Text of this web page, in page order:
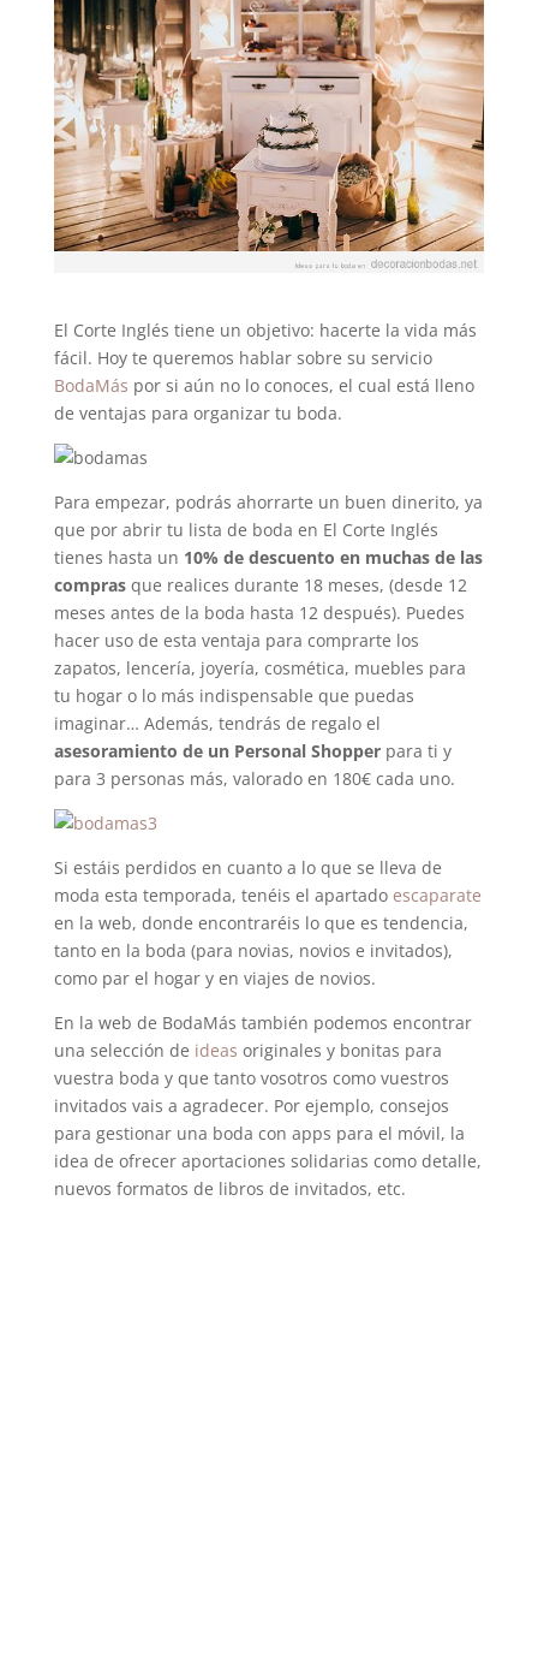
El Corte Inglés tiene un objetivo: hacerte la vida más
fácil. Hoy te queremos hablar sobre su servicio
BodaMás por si aún no lo conoces, el cual está lleno
de ventajas para organizar tu boda.
Para empezar, podrás ahorrarte un buen dinerito, ya
que por abrir tu lista de boda en El Corte Inglés
tienes hasta un 10% de descuento en muchas de las
comprasque realices durante 18 meses, (desde 12
meses antes de la boda hasta 12 después). Puedes
hacer uso de esta ventaja para comprarte los
zapatos, lencería, joyería, cosmética, muebles para
tu hogar o lo más indispensable que puedas
imaginar… Además, tendrás de regalo el
asesoramiento de un Personal Shopperpara ti y
para 3 personas más, valorado en 180€ cada uno.
Si estáis perdidos en cuanto a lo que se lleva de
moda esta temporada, tenéis el apartado escaparate
en la web, donde encontraréis lo que es tendencia,
tanto en la boda (para novias, novios e invitados),
como par el hogar y en viajes de novios.
En la web de BodaMás también podemos encontrar
una selección de ideas originales y bonitas para
vuestra boda y que tanto vosotros como vuestros
invitados vais a agradecer. Por ejemplo, consejos
para gestionar una boda con apps para el móvil, la
idea de ofrecer aportaciones solidarias como detalle,
nuevos formatos de libros de invitados, etc.